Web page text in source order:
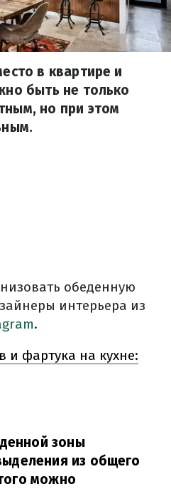
в квартире и
быть не только
но при этом
обеденную
интерьера из
.
и фартука на кухне:
зоны
из общего
можно